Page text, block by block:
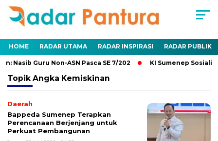
HOME RADAR UTAMA RADAR INSPIRASI RADAR PUBLIK
Nasib Guru Non-ASN Pasca SE 7/202 KI Sumenep
Topik Angka Kemiskinan
Daerah
Bappeda Sumenep Terapkan
Perencanaan Berjenjang untuk
Perkuat Pembangunan